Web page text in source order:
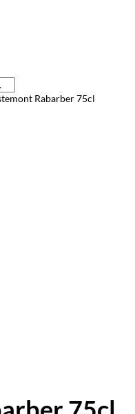
Rabarber 75cl